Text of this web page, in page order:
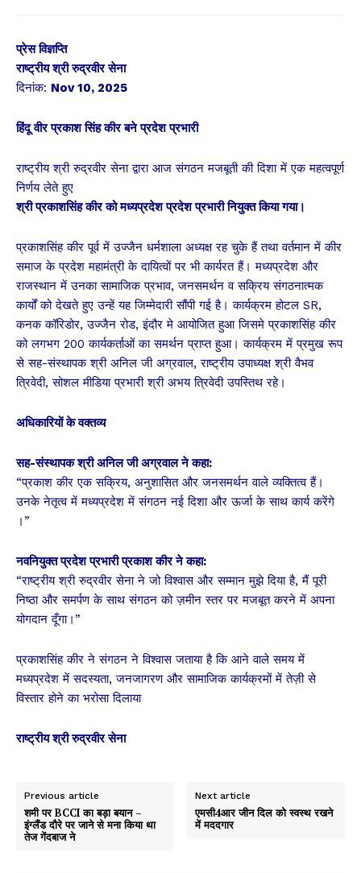
प्रेस विज्ञप्ति
राष्ट्रीय श्री रुद्रवीर सेना
दिनांक: Nov 10, 2025
हिंदू वीर प्रकाश सिंह कीर बने प्रदेश प्रभारी
राष्ट्रीय श्री रुद्रवीर सेना द्वारा आज संगठन मजबूती की दिशा में एक महत्वपूर्ण
निर्णय लेते हुए
श्री प्रकाशसिंह कीर को मध्यप्रदेश प्रदेश प्रभारी नियुक्त किया गया।
प्रकाशसिंह कीर पूर्व में उज्जैन धर्मशाला अध्यक्ष रह चुके हैं तथा वर्तमान में कीर
समाज के प्रदेश महामंत्री के दायित्वों पर भी कार्यरत हैं। मध्यप्रदेश और
राजस्थान में उनका सामाजिक प्रभाव, जनसमर्थन व सक्रिय संगठनात्मक
कार्यों को देखते हुए उन्हें यह जिम्मेदारी सौंपी गई है। कार्यक्रम होटल SR,
कनक कॉरिडोर, उज्जैन रोड, इंदौर मे आयोजित हुआ जिसमे प्रकाशसिंह कीर
को लगभग 200 कार्यकर्ताओं का समर्थन प्राप्त हुआ। कार्यक्रम में प्रमुख रूप
से सह-संस्थापक श्री अनिल जी अग्रवाल, राष्ट्रीय उपाध्यक्ष श्री वैभव
त्रिवेदी, सोशल मीडिया प्रभारी श्री अभय त्रिवेदी उपस्तिथ रहे।
अधिकारियों के वक्तव्य
सह-संस्थापक श्री अनिल जी अग्रवाल ने कहा:
“प्रकाश कीर एक सक्रिय, अनुशासित और जनसमर्थन वाले व्यक्तित्व हैं।
उनके नेतृत्व में मध्यप्रदेश में संगठन नई दिशा और ऊर्जा के साथ कार्य करेंगे
।”
नवनियुक्त प्रदेश प्रभारी प्रकाश कीर ने कहा:
“राष्ट्रीय श्री रुद्रवीर सेना ने जो विश्वास और सम्मान मुझे दिया है, मैं पूरी
निष्ठा और समर्पण के साथ संगठन को ज़मीन स्तर पर मजबूत करने में अपना
योगदान दूँगा।”
प्रकाशसिंह कीर ने संगठन ने विश्वास जताया है कि आने वाले समय में
मध्यप्रदेश में सदस्यता, जनजागरण और सामाजिक कार्यक्रमों में तेज़ी से
विस्तार होने का भरोसा दिलाया
राष्ट्रीय श्री रुद्रवीर सेना
Previous article
शमी पर BCCI का बड़ा बयान –
इंग्लैंड दौरे पर जाने से मना किया था
तेज गेंदबाज ने
Next article
एमसी4आर जीन दिल को स्वस्थ रखने
में मददगार